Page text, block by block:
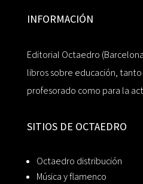
INFORMACIÓN
Editorial Octaedro
libros sobre educación,
profesorado como para la
SITIOS DE OCTAEDRO
Octaedro distribución
Música y flamenco